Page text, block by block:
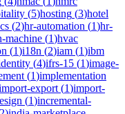
(5)hosting (3)hotel
(2)hr-automation (1)hr-
machine (1)hvac
(1)i18n (2)iam (1)ibm
(4)ifrs-15 (1)image-
(1)implementation
export (1)import-
(1)incremental-